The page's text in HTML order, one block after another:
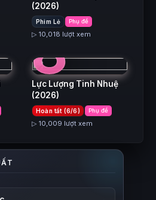
(2026)
Phim Lẻ Phụ đề
▷ 10,018 lượt xem
8
Lực Lượng Tinh Nhuệ
(2026)
Hoàn tất (6/6) Phụ đề
▷ 10,009 lượt xem